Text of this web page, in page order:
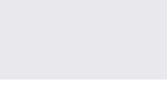
業，降低重大災害發生風險。